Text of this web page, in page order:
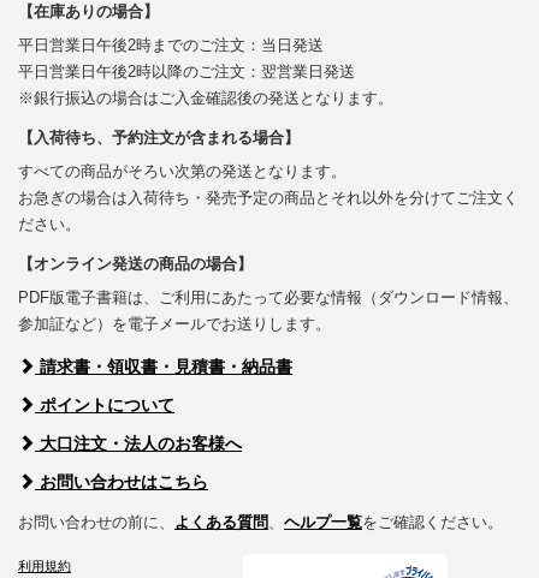
【在庫ありの場合】
平日営業日午後2時までのご注文：当日発送
平日営業日午後2時以降のご注文：翌営業日発送
※銀行振込の場合はご入金確認後の発送となります。
【入荷待ち、予約注文が含まれる場合】
すべての商品がそろい次第の発送となります。
お急ぎの場合は入荷待ち・発売予定の商品とそれ以外を分けてご注文く
ださい。
【オンライン発送の商品の場合】
PDF版電子書籍は、ご利用にあたって必要な情報（ダウンロード情報、
参加証など）を電子メールでお送りします。
請求書・領収書・見積書・納品書
ポイントについて
大口注文・法人のお客様へ
お問い合わせはこちら
お問い合わせの前に、 よくある質問、 ヘルプ一覧をご確認ください。
利用規約